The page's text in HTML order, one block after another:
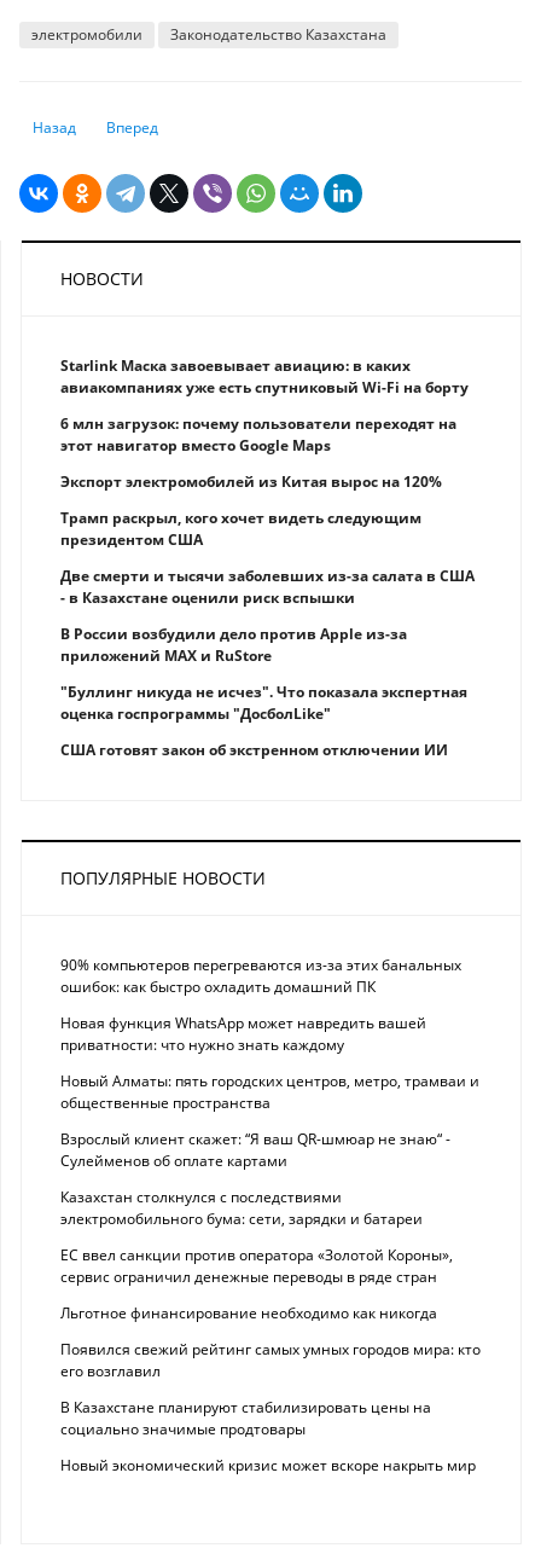
электромобили Законодательство Казахстана
Предыдущий: Минюст РК подготовил поправки в уголовные кодексы.
Назад Следующий: Поправки в Трудовой кодекс изменят жизнь
Вперед
НОВОСТИ
Starlink Маска завоевывает авиацию: в каких
авиакомпаниях уже есть спутниковый Wi-Fi на борту
6 млн загрузок: почему пользователи переходят на
этот навигатор вместо Google Maps
Экспорт электромобилей из Китая вырос на 120%
Трамп раскрыл, кого хочет видеть следующим
президентом США
Две смерти и тысячи заболевших из-за салата в США
- в Казахстане оценили риск вспышки
В России возбудили дело против Apple из-за
приложений MAX и RuStore
"Буллинг никуда не исчез". Что показала экспертная
оценка госпрограммы "ДосболLike"
США готовят закон об экстренном отключении ИИ
ПОПУЛЯРНЫЕ НОВОСТИ
90% компьютеров перегреваются из-за этих банальных
ошибок: как быстро охладить домашний ПК
Новая функция WhatsApp может навредить вашей
приватности: что нужно знать каждому
Новый Алматы: пять городских центров, метро, трамваи и
общественные пространства
Взрослый клиент скажет: “Я ваш QR-шмюар не знаю“ -
Сулейменов об оплате картами
Казахстан столкнулся с последствиями
электромобильного бума: сети, зарядки и батареи
ЕС ввел санкции против оператора «Золотой Короны»,
сервис ограничил денежные переводы в ряде стран
Льготное финансирование необходимо как никогда
Появился свежий рейтинг самых умных городов мира: кто
его возглавил
В Казахстане планируют стабилизировать цены на
социально значимые продтовары
Новый экономический кризис может вскоре накрыть мир